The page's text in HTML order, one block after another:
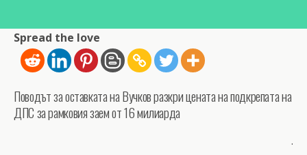
Spread the love
Поводът за оставката на Вучков разкри цената на подкрепата на
ДПС за рамковия заем от 16 милиарда
.